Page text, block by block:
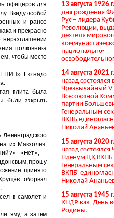
офицеров для
Ввиду особой
и ранее
и прекрасно
неразглашении
полковника
чтобы место
Ею надо
плита была
были закрыть
из Мавзолея.
«Нет», –
прошу
принято
оборвал
в самолет и
яму, а затем
13 августа 1926 г.
дня рождения
Рус – лидера
Революции,
деятеля
национально-
14 августа 2021 г.
назад
Чрезвычайный V
Всесоюзной
партии
Генеральным
ВКПБ
Николай
15 августа 2020 г.
назад
Пленум ЦК
Генеральным
ВКПБ
Николай
15 августа 1945 г.
КНДР как День
Родины.